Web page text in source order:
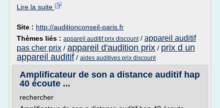
Lire la suite
Site : http://auditionconseil-paris.fr
Thèmes liés : appareil auditif prix discount/ appareil auditif
pas cher prix / appareil d'audition prix / prix d un
appareil auditif / aides auditives prix discount
Amplificateur de son a distance auditif hap
40 écoute ...
rechercher